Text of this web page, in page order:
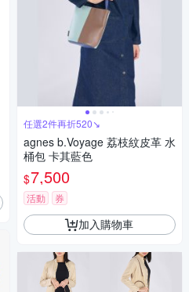
任選2件再折520↘
agnes b.Voyage 荔枝紋皮革 水
桶包 卡其藍色
$7,500
活動 券
加入購物車